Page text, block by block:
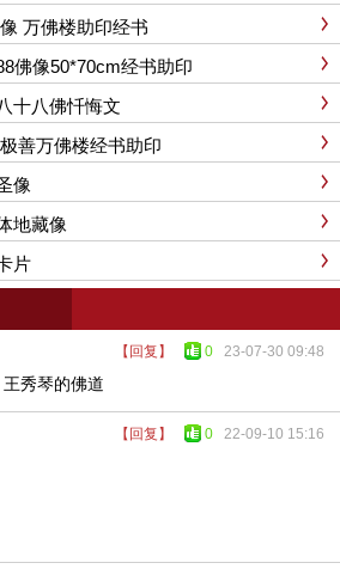
万佛楼助印经书
佛像50*70cm经书助印
十八佛忏悔文
善万佛楼经书助印
像
地藏像
片
【回复】 0 23-07-30 09:48
秀琴的佛道
【回复】 0 22-09-10 15:16